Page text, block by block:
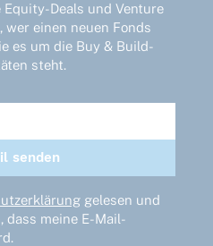
Equity-Deals und Venture
wer einen neuen Fonds
es um die Buy & Build-
steht.
gelesen und
dass meine E-Mail-